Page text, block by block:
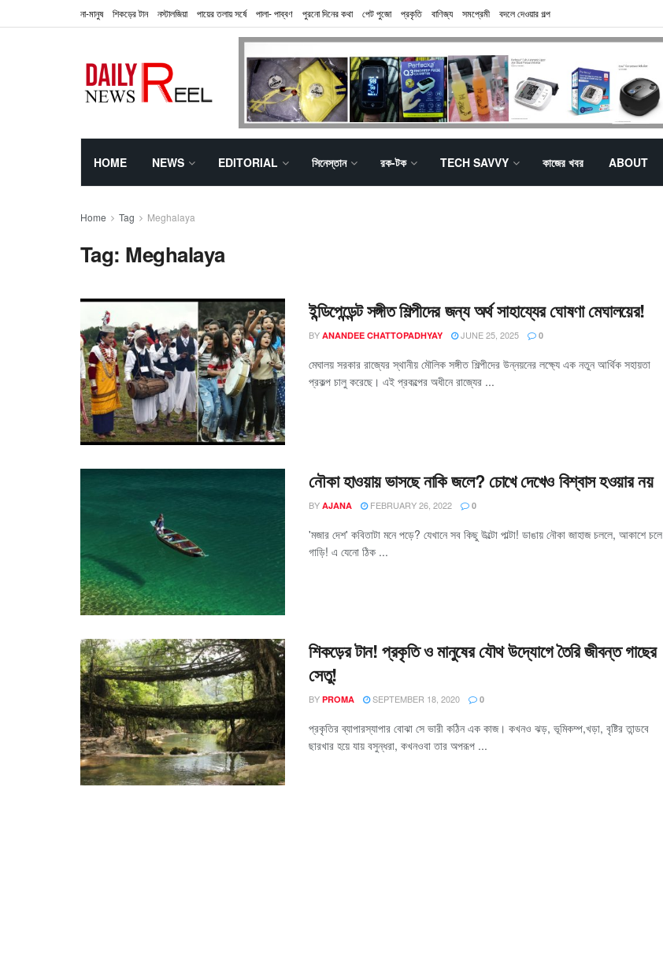
না-মানুষ শিকড়ের টান নস্টালজিয়া পায়ের তলায় সর্ষে পালা- পাব্বণ পুরনো দিনের কথা পেট পুজো প্রকৃতি বাণিজ্য সমপ্রেমী বদলে দেওয়ার গল্প
HOME NEWS EDITORIAL সিনেস্তান রক-টক TECH SAVVY কাজের খবর ABOUT
Home Tag Meghalaya
Tag: Meghalaya
ইন্ডিপেন্ডেন্ট সঙ্গীত শিল্পীদের জন্য অর্থ সাহায্যের ঘোষণা মেঘালয়ের!
BY ANANDEE CHATTOPADHYAY JUNE 25, 2025 0
মেঘালয় সরকার রাজ্যের স্থানীয় মৌলিক সঙ্গীত শিল্পীদের উন্নয়নের লক্ষ্যে এক নতুন আর্থিক সহায়তা
প্রকল্প চালু করেছে। এই প্রকল্পের অধীনে রাজ্যের ...
নৌকা হাওয়ায় ভাসছে নাকি জলে? চোখে দেখেও বিশ্বাস হওয়ার নয়
BY AJANA FEBRUARY 26, 2022 0
'মজার দেশ' কবিতাটা মনে পড়ে? যেখানে সব কিছু উল্টো পাল্টা! ডাঙায় নৌকা জাহাজ চললে, আকাশে চলে
গাড়ি! এ যেনো ঠিক ...
শিকড়ের টান! প্রকৃতি ও মানুষের যৌথ উদ্যোগে তৈরি জীবন্ত গাছের
সেতু!
BY PROMA SEPTEMBER 18, 2020 0
প্রকৃতির ব্যাপারস্যাপার বোঝা সে ভারী কঠিন এক কাজ। কখনও ঝড়, ভূমিকম্প,খড়া, বৃষ্টির তান্ডবে
ছারখার হয়ে যায় বসুন্ধরা, কখনওবা তার অপরূপ ...